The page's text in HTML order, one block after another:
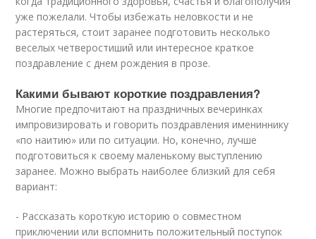
уже пожелали. Чтобы избежать неловкости и не
растеряться, стоит заранее подготовить несколько
веселых четверостиший или интересное краткое
поздравление с днем рождения в прозе.
Какими бывают короткие поздравления?
Многие предпочитают на праздничных вечеринках
импровизировать и говорить поздравления имениннику
«по наитию» или по ситуации. Но, конечно, лучше
подготовиться к своему маленькому выступлению
заранее. Можно выбрать наиболее близкий для себя
вариант:
- Рассказать короткую историю о совместном
приключении или вспомнить положительный поступок